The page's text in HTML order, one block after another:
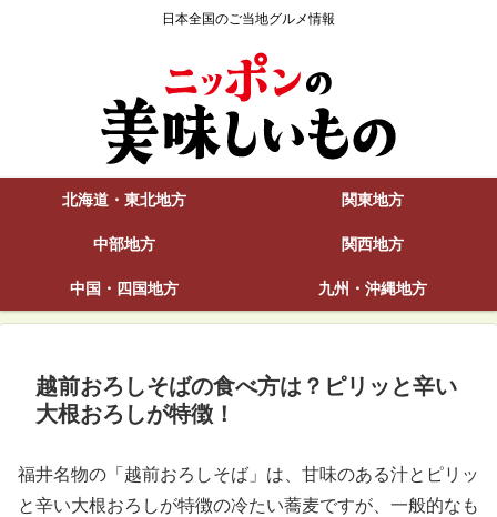
日本全国のご当地グルメ情報
北海道・東北地方 関東地方
中部地方 関西地方
中国・四国地方 九州・沖縄地方
越前おろしそばの食べ方は？ピリッと辛い
大根おろしが特徴！
福井名物の「越前おろしそば」は、甘味のある汁とピリッ
と辛い大根おろしが特徴の冷たい蕎麦ですが、一般的なも